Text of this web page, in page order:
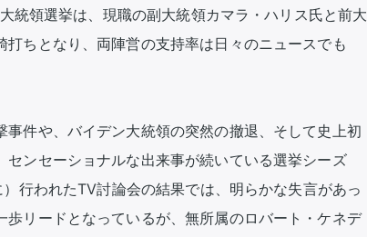
統領選挙は、現職の副大統領カマラ・ハリス氏と前大
ちとなり、両陣営の支持率は日々のニュースでも
事件や、バイデン大統領の突然の撤退、そして史上初
センセーショナルな出来事が続いている選挙シーズ
行われたTV討論会の結果では、明らかな失言があっ
歩リードとなっているが、無所属のロバート・ケネデ